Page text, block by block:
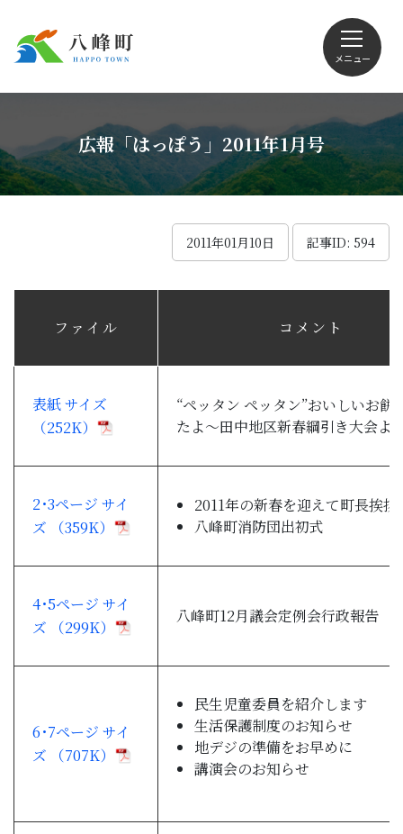
メニュー
Foreign language
観光
子育て・教育
移住・定住
ビジネス・産業
広報「はっぽう」2011年1月号
2011年01月10日 記事ID: 594
ファイル コメント
表紙 サイズ
（252K）
“ペッタン ペッタン”おいしいお餅
たよ～田中地区新春綱引き大会よ
2･3ページ サイ
ズ （359K）
2011年の新春を迎えて町長挨拶
八峰町消防団出初式
4･5ページ サイ
ズ （299K）
八峰町12月議会定例会行政報告
6･7ページ サイ
ズ （707K）
民生児童委員を紹介します
生活保護制度のお知らせ
地デジの準備をお早めに
講演会のお知らせ